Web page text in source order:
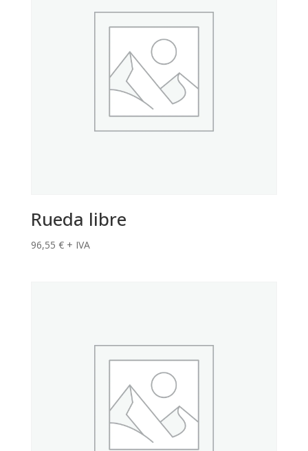
Rueda libre
96,55 € + IVA